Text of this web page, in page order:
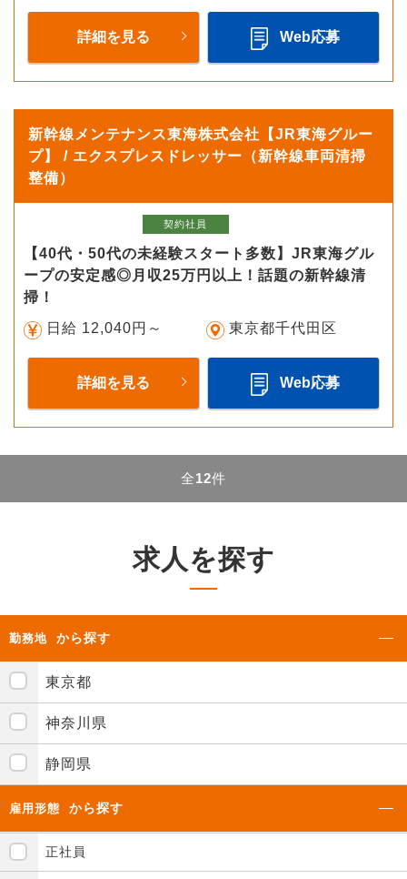
詳細を見る Web応募
新幹線メンテナンス東海株式会社【JR東海グルー
プ】 / エクスプレスドレッサー（新幹線車両清掃
整備）
契約社員
【40代・50代の未経験スタート多数】JR東海グル
ープの安定感◎月収25万円以上！話題の新幹線清
掃！
日給 12,040円～
東京都千代田区
詳細を見る Web応募
全12件
求人を探す
勤務地 から探す
東京都
神奈川県
静岡県
雇用形態 から探す
正社員